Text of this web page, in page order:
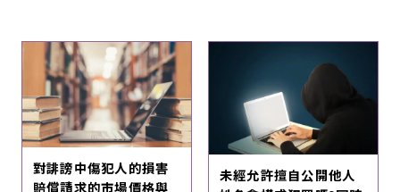
對誹謗中傷犯人的損害
賠償請求的市場價格與
未經允許擅自公開他人